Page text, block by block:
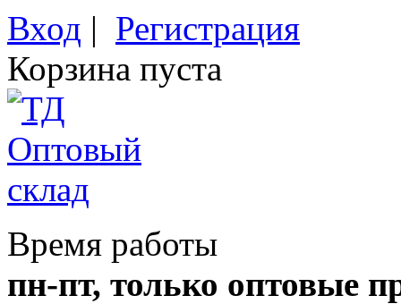
Вход | Регистрация
Корзина пуста
Время работы
пн-пт, только оптовые